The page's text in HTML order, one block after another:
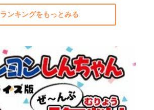
ランキングをもっとみる